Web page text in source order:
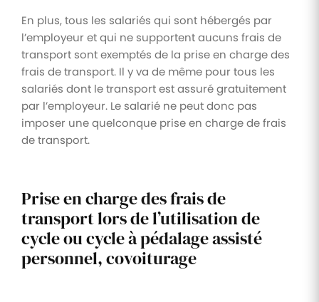
En plus, tous les salariés qui sont hébergés par
l’employeur et qui ne supportent aucuns frais de
transport sont exemptés de la prise en charge des
frais de transport. Il y va de même pour tous les
salariés dont le transport est assuré gratuitement
par l’employeur. Le salarié ne peut donc pas
imposer une quelconque prise en charge de frais
de transport.
Prise en charge des frais de
transport lors de l’utilisation de
cycle ou cycle à pédalage assisté
personnel, covoiturage